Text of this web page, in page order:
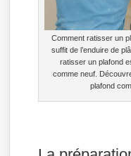
Comment ratisser un
suffit de l’enduire de
ratisser un plafond
comme neuf.
plafond